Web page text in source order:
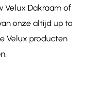
Velux Dakraam of
onze altijd up to
Velux producten